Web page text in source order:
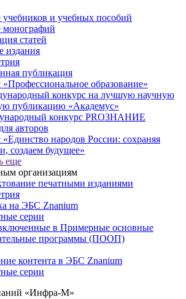
учебников и учебных пособий
монографий
статей
издания
публикация
образование»
конкурс на лучшую научную
публикацию «Академус»
конкурс PROЗНАНИЕ
авторов
народов России: сохраняя
создаем будущее»
еще
организациям
печатными изданиями
на ЭБС Znanium
серии
в Примерные основные
программы (ПООП)
контента в ЭБС Znanium
серии
«Инфра-М»